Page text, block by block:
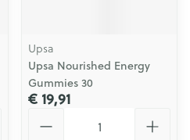
Upsa
Upsa Nourished Energy
Gummies 30
€ 19,91